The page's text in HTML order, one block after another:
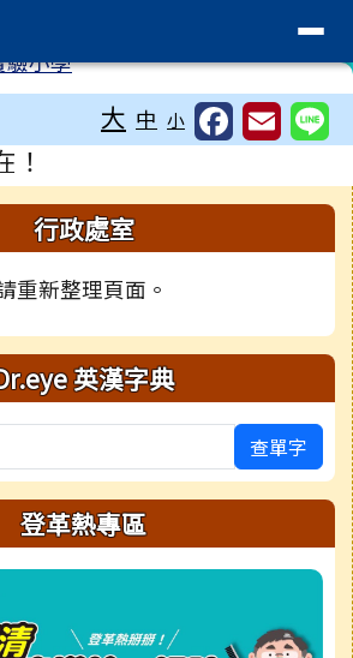
大 中 小
！
行政處室
重新整理頁面。
英漢字典
查單字
登革熱專區